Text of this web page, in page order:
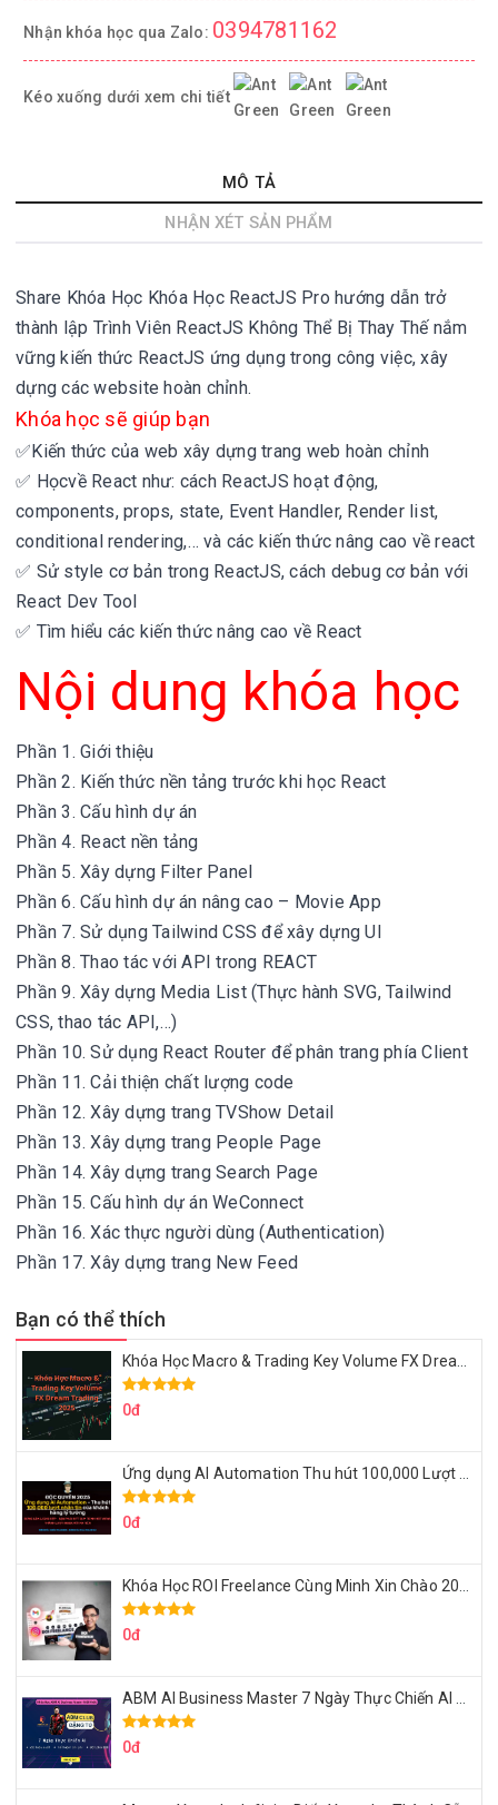
Nhận khóa học qua Zalo: 0394781162
Kéo xuống dưới xem chi tiết
MÔ TẢ
NHẬN XÉT SẢN PHẨM
Share Khóa Học Khóa Học ReactJS Pro hướng dẫn trở
thành lập Trình Viên ReactJS Không Thể Bị Thay Thế nắm
vững kiến thức ReactJS ứng dụng trong công việc, xây
dựng các website hoàn chỉnh.
Khóa học sẽ giúp bạn
✅Kiến thức của web xây dựng trang web hoàn chỉnh
✅ Họcvề React như: cách ReactJS hoạt động,
components, props, state, Event Handler, Render list,
conditional rendering,… và các kiến thức nâng cao về react
✅ Sử style cơ bản trong ReactJS, cách debug cơ bản với
React Dev Tool
✅ Tìm hiểu các kiến thức nâng cao về React
Nội dung khóa học
Phần 1. Giới thiệu
Phần 2. Kiến thức nền tảng trước khi học React
Phần 3. Cấu hình dự án
Phần 4. React nền tảng
Phần 5. Xây dựng Filter Panel
Phần 6. Cấu hình dự án nâng cao – Movie App
Phần 7. Sử dụng Tailwind CSS để xây dựng UI
Phần 8. Thao tác với API trong REACT
Phần 9. Xây dựng Media List (Thực hành SVG, Tailwind
CSS, thao tác API,…)
Phần 10. Sử dụng React Router để phân trang phía Client
Phần 11. Cải thiện chất lượng code
Phần 12. Xây dựng trang TVShow Detail
Phần 13. Xây dựng trang People Page
Phần 14. Xây dựng trang Search Page
Phần 15. Cấu hình dự án WeConnect
Phần 16. Xác thực người dùng (Authentication)
Phần 17. Xây dựng trang New Feed
Bạn có thể thích
0đ
0đ
0đ
0đ